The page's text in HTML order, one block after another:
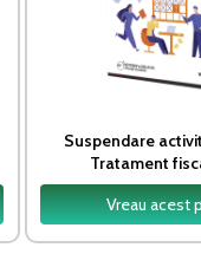
Suspendare
Tratament
Vreau acest